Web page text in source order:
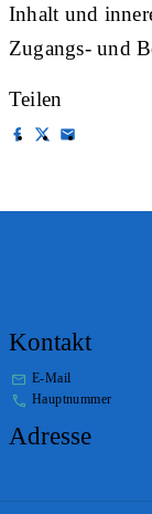
Inhalt und
Zugangs- und
Teilen
Kontakt
E-Mail
Hauptnummer
Adresse